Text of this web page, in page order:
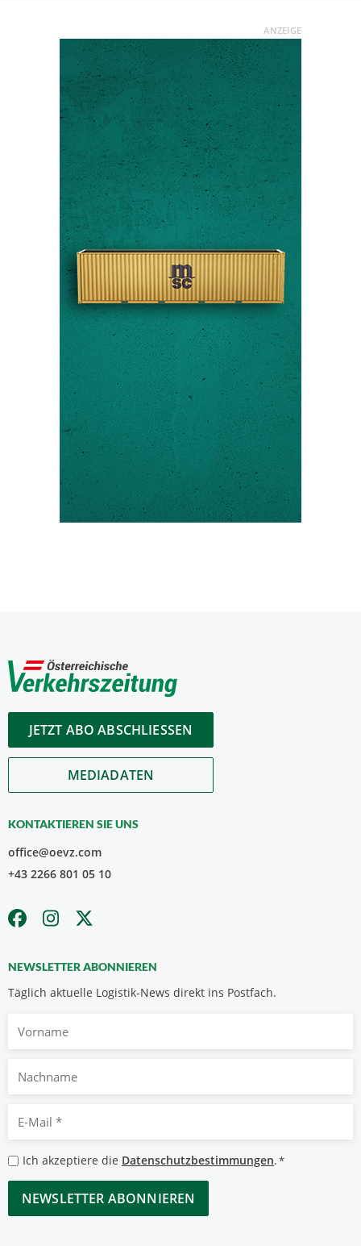
ANZEIGE
JETZT ABO ABSCHLIESSEN
MEDIADATEN
KONTAKTIEREN SIE UNS
office@oevz.com
+43 2266 801 05 10
NEWSLETTER ABONNIEREN
Täglich aktuelle Logistik-News direkt ins Postfach.
Nachname
Mail
*
Datenschutzbestimmungen
*
Ich akzeptiere die Datenschutzbestimmungen.*
CAPTCHA